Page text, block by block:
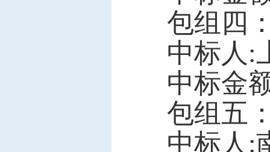
包组四
中标人 :
中标金
包组五
中标人 :